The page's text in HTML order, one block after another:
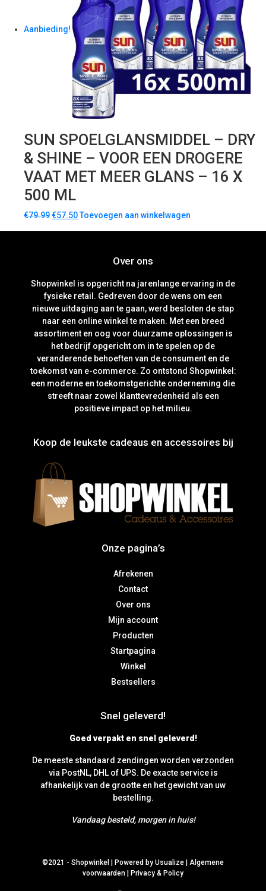
Aanbieding!
SUN SPOELGLANSMIDDEL – DRY
& SHINE – VOOR EEN DROGERE
VAAT MET MEER GLANS – 16 X
500 ML
€79.99€57.50Toevoegen aan winkelwagen
Over ons
Shopwinkel is opgericht na jarenlange ervaring in de
fysieke retail. Gedreven door de wens om een
nieuwe uitdaging aan te gaan, werd besloten de stap
naar een online winkel te maken. Met een breed
assortiment en oog voor duurzame oplossingen is
het bedrijf opgericht om in te spelen op de
veranderende behoeften van de consument en de
toekomst van e-commerce. Zo ontstond Shopwinkel:
een moderne en toekomstgerichte onderneming die
streeft naar zowel klanttevredenheid als een
positieve impact op het milieu.
Koop de leukste cadeaus en accessoires bij
Onze pagina’s
Afrekenen
Contact
Over ons
Mijn account
Producten
Startpagina
Winkel
Bestsellers
Snel geleverd!
Goed verpakt en snel geleverd!
De meeste standaard zendingen worden verzonden
via PostNL, DHL of UPS. De exacte service is
afhankelijk van de grootte en het gewicht van uw
bestelling.
Vandaag besteld, morgen in huis!
©2021 - Shopwinkel | Powered by Usualize | Algemene
voorwaarden | Privacy & Policy